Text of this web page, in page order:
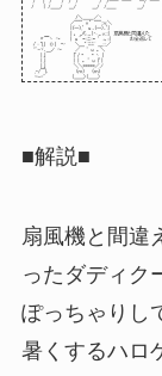
■解説■
扇風機と間違
ったダディク
ぽっちゃりし
暑くするハロ